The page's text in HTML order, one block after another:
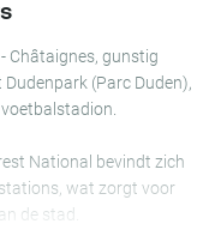
Châtaignes, gunstig
(Parc Duden),
National bevindt zich
wat zorgt voor
de stad.